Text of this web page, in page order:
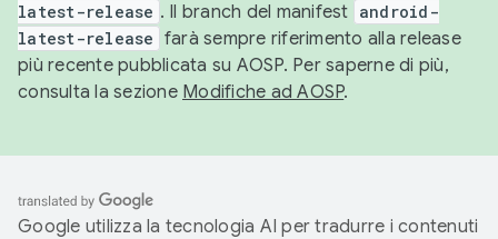
latest-release . Il branch del manifest android-
latest-release farà sempre riferimento alla release
più recente pubblicata su AOSP. Per saperne di più,
consulta la sezione Modifiche ad AOSP.
Google utilizza la tecnologia AI per tradurre i contenuti